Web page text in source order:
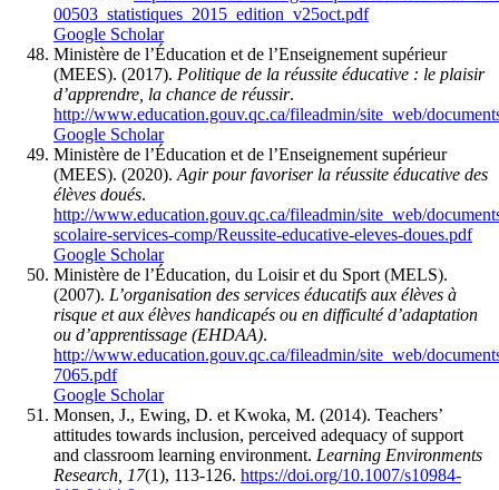
00503_statistiques_2015_edition_v25oct.pdf
Google Scholar
Ministère de l’Éducation et de l’Enseignement supérieur
(MEES). (2017). Politique de la réussite éducative : le plaisir
d’apprendre, la chance de réussir.
http://www.education.gouv.qc.ca/fileadmin/site_web/
Google Scholar
Ministère de l’Éducation et de l’Enseignement supérieur
(MEES). (2020).Agir pour favoriser la réussite éducative des
élèves doués.
http://www.education.gouv.qc.ca/fileadmin/site_web/
scolaire-services-comp/Reussite-educative-eleves-doues.pdf
Google Scholar
Ministère de l’Éducation, du Loisir et du Sport (MELS).
(2007). L’organisation des services éducatifs aux élèves à
risque et aux élèves handicapés ou en difficulté d’adaptation
ou d’apprentissage (EHDAA).
http://www.education.gouv.qc.ca/fileadmin/site_web/
7065.pdf
Google Scholar
Monsen, J., Ewing, D. et Kwoka, M. (2014). Teachers’
attitudes towards inclusion, perceived adequacy of support
and classroom learning environment. Learning Environments
Research, 17(1), 113-126. https://doi.org/10.1007/s10984-